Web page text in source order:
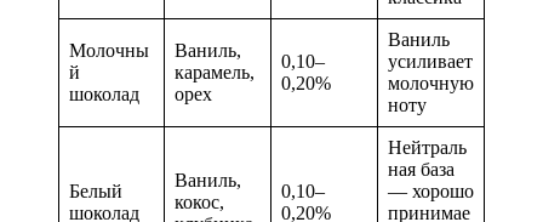
Молочны
й
шоколад
Ваниль,
карамель,
орех
0,10–
0,20%
Ваниль
усиливает
молочную
ноту
Белый
шоколад
Ваниль,
кокос,
0,10–
0,20%
Нейтраль
ная база
— хорошо
принимае